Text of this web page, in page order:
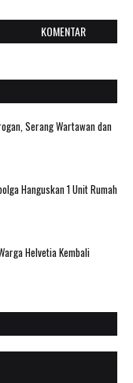
KOMENTAR
Serang Wartawan dan
Hanguskan 1 Unit Rumah
Helvetia Kembali